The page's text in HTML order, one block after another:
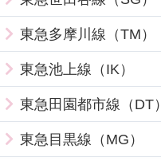
東急多摩川線（TM）
東急池上線（IK）
東急田園都市線（DT）
東急目黒線（MG）